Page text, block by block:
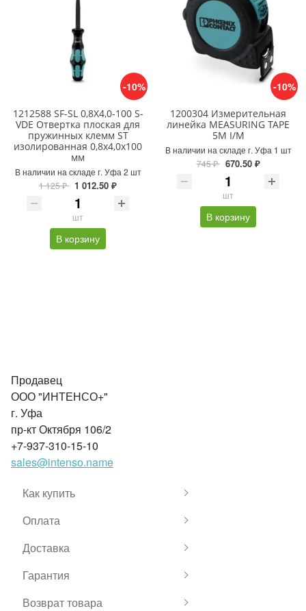
-10%
1212588 SF-SL 0,8X4,0-100 S-
VDE Отвертка плоская для
пружинных клемм ST
изолированная 0,8х4,0x100
мм
В наличии на складе г. Уфа 2 шт
1 125 ₽ 1 012.50 ₽
шт
В корзину
-10%
1200304 Измерительная
линейка MEASURING TAPE
5M I/M
В наличии на складе г. Уфа 1 шт
745 ₽ 670.50 ₽
шт
В корзину
Продавец
ООО "ИНТЕНСО+"
г. Уфа
пр-кт Октября 106/2
+7-937-310-15-10
sales@intenso.name
Как купить
Оплата
Доставка
Гарантия
Возврат товара